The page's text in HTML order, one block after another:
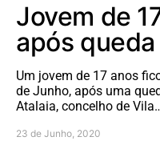
Jovem de
após
Um jovem de 17 anos
de Junho, após uma
Atalaia, concelho de
23 de Junho, 2020